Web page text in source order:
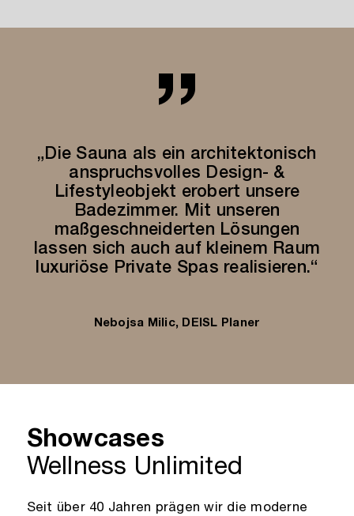
„Die Sauna als ein architektonisch
anspruchsvolles Design- &
Lifestyleobjekt erobert unsere
Badezimmer. Mit unseren
maßgeschneiderten Lösungen
lassen sich auch auf kleinem Raum
luxuriöse Private Spas realisieren.“
Nebojsa Milic, DEISL Planer
Showcases
Wellness Unlimited
Seit über 40 Jahren prägen wir die moderne